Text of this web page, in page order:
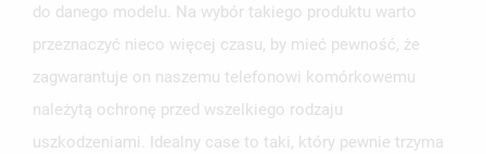
do danego modelu. Na wybór takiego produktu warto
przeznaczyć nieco więcej czasu, by mieć pewność, że
zagwarantuje on naszemu telefonowi komórkowemu
należytą ochronę przed wszelkiego rodzaju
uszkodzeniami. Idealny case to taki, który pewnie trzyma